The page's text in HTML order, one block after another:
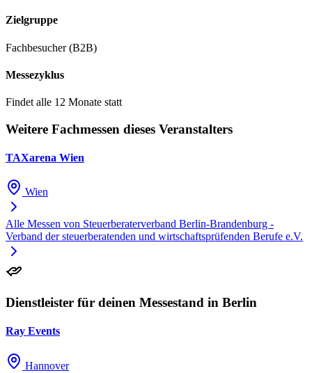
Zielgruppe
Fachbesucher (B2B)
Messezyklus
Findet alle 12 Monate statt
Weitere Fachmessen dieses Veranstalters
TAXarena Wien
Wien
Alle Messen von Steuerberaterverband Berlin-Brandenburg -
Verband der steuerberatenden und wirtschaftsprüfenden Berufe e.V.
Dienstleister für deinen Messestand in Berlin
Ray Events
Hannover